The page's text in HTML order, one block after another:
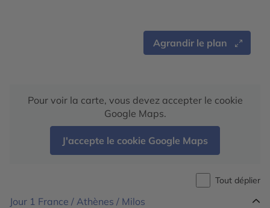
Agrandir le plan
Pour voir la carte, vous devez accepter le cookie
Google Maps.
J'accepte le cookie Google Maps
Tout déplier
Jour 1 France / Athènes / Milos